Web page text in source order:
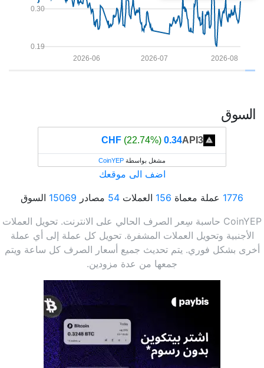
0.19
0.30
2026-08
2026-07
2026-06
السوق
API3
0.34 CHF
(22.74%)
مشغل بواسطة CoinYEP
اضف الى موقعك
1776 عملة معماة 156 العملات 54 مصادر 15069 السوق
CoinYEP حاسبة سِعر الصرف الحالي على الانترنت. تحويل العملات
الأجنبية وتحويل العملات المشفرة. تحويل كل عملة إلى أي عملة
أخرى بشكل فوري. يتم تحديث جميع أسعار الصرف كل ساعة ويتم
جمعها من عدة مزودين.